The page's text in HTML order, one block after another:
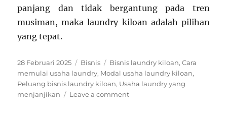
panjang dan tidak bergantung pada tren
musiman, maka laundry kiloan adalah pilihan
yang tepat.
Posted
on
28 Februari 2025 Categories
Bisnis Tags
Bisnis laundry kiloan,Cara
memulai usaha laundry, Modal usaha laundry kiloan,
Peluang bisnis laundry kiloan, Usaha laundry yang
menjanjikan
Leave a commenton